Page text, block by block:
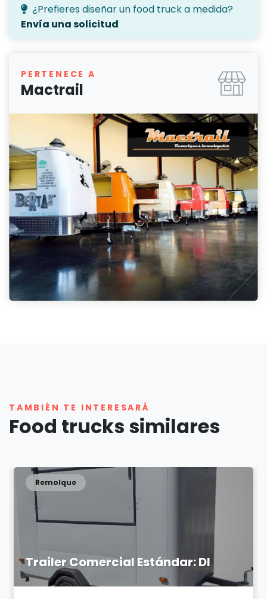
¿Prefieres diseñar un food truck a medida?
Envía una solicitud
PERTENECE A
Mactrail
TAMBIÉN TE INTERESARÁ
Food trucks similares
Trailer Comercial Estándar: DI
Remolque